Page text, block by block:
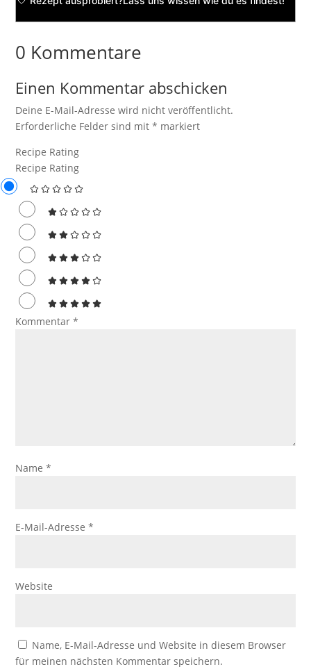
0 Kommentare
Einen Kommentar abschicken
Deine E-Mail-Adresse wird nicht veröffentlicht.
Erforderliche Felder sind mit* markiert
Recipe Rating
Recipe Rating
Kommentar*
Name*
E-Mail-Adresse*
Website
Name, E-Mail-Adresse und Website in diesem Browser
für meinen nächsten Kommentar speichern.